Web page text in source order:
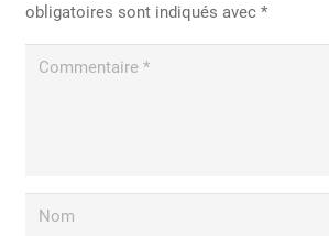
obligatoires sont indiqués avec *